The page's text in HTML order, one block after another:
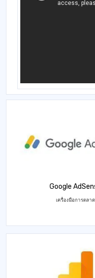
Google
เครื่องมือการตลาด